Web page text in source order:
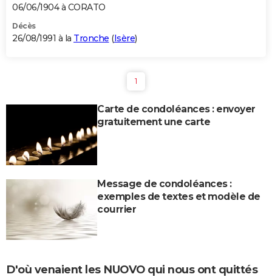
06/06/1904 à CORATO
Décès
26/08/1991 à la Tronche (Isère)
1
Carte de condoléances : envoyer
gratuitement une carte
Message de condoléances :
exemples de textes et modèle de
courrier
D'où venaient les NUOVO qui nous ont quittés